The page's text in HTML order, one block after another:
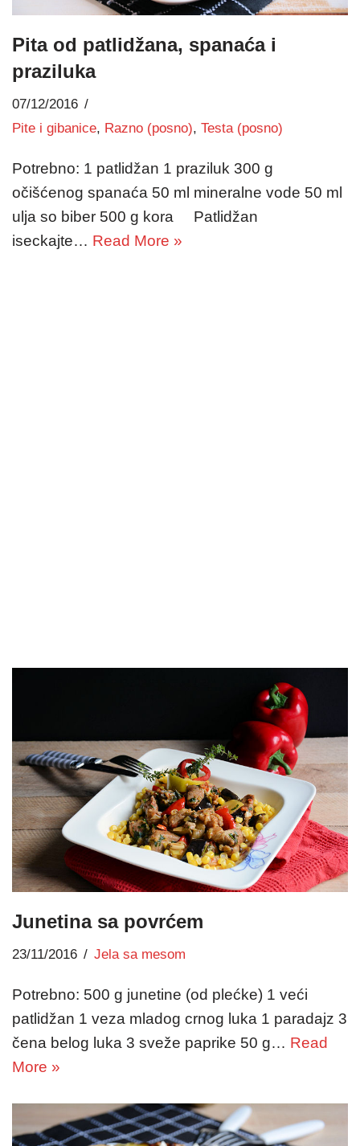
Pita od patlidžana, spanaća i
praziluka
07/12/2016
Pite i gibanice, Razno (posno), Testa (posno)
Potrebno: 1 patlidžan 1 praziluk 300 g
očišćenog spanaća 50 ml mineralne vode 50 ml
ulja so biber 500 g kora Patlidžan
iseckajte… Read More »
Junetina sa povrćem
23/11/2016 Jela sa mesom
Potrebno: 500 g junetine (od plećke) 1 veći
patlidžan 1 veza mladog crnog luka 1 paradajz 3
čena belog luka 3 sveže paprike 50 g… Read
More »